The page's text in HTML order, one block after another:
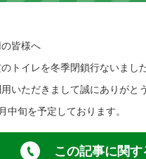
皆様へ
トイレを冬季閉鎖行ないました
いただきまして誠にありがと
旬を予定しております。
この記事に関